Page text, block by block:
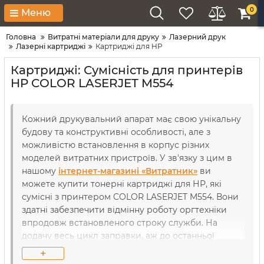
Меню 0
Головна Витратні матеріали для друку
Лазерний друк
Лазерні картриджі
Картриджі для HP
Картриджі: Сумісність для принтерів
HP COLOR LASERJET M554
Кожний друкувальний апарат має свою унікальну
будову та конструктивні особливості, але з
можливістю встановлення в корпус різних
моделей витратних пристроїв. У зв'язку з цим в
нашому інтернет-магазині «Витратник» ви
можете купити тонерні картриджі для НР, які
сумісні з принтером COLOR LASERJET M554. Вони
здатні забезпечити відмінну роботу оргтехніки
впродовж встановленого строку служби. На
додачу весь цикл заправки, аж до останньої
сторінки, ви будете отримувати лише якісний
друк з неймовірною чіткістю та насиченістю
+